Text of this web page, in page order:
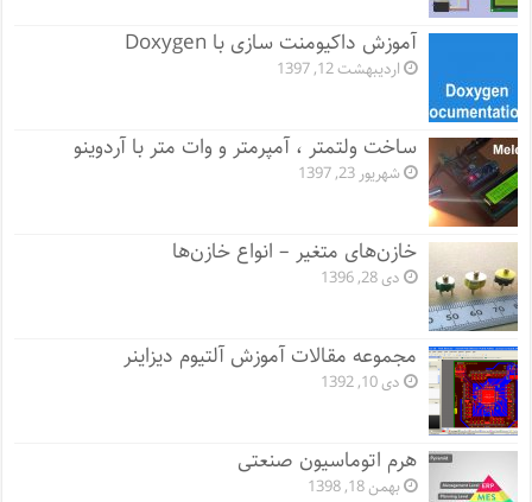
آموزش داکیومنت سازی با Doxygen
اردیبهشت 12, 1397
ساخت ولتمتر ، آمپرمتر و وات متر با آردوینو
شهریور 23, 1397
خازن‌های متغیر – انواع خازن‌ها
دی 28, 1396
مجموعه مقالات آموزش آلتیوم دیزاینر
دی 10, 1392
هرم اتوماسیون صنعتی
بهمن 18, 1398